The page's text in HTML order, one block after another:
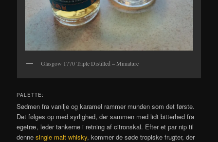
Glasgow 1770 Triple Distilled – Miniature
PALETTE:
Sødmen fra vanilje og karamel rammer munden som det første.
Det følges op med syrlighed, der sammen med lidt bitterhed fra
egetræ, leder tankerne i retning af citronskal. Efter et par nip til
dennesingle malt whisky, kommer de søde tropiske frugter, der